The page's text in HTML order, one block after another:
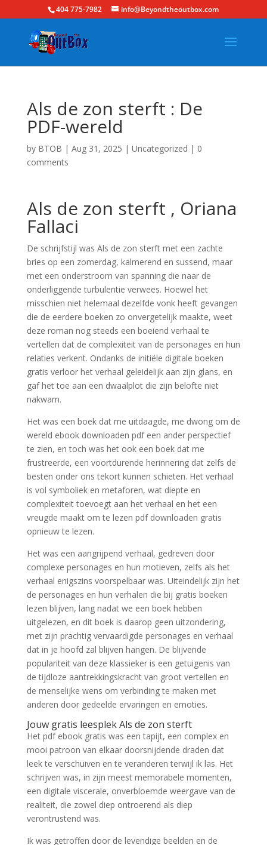
404 775-7982 info@Beyondtheoutbox.com
Als de zon sterft : De
PDF-wereld
by BTOB | Aug 31, 2025 | Uncategorized | 0
comments
Als de zon sterft , Oriana
Fallaci
De schrijfstijl was Als de zon sterft met een zachte
bries op een zomerdag, kalmerend en sussend, maar
met een onderstroom van spanning die naar de
onderliggende turbulentie verwees. Hoewel het
misschien niet helemaal dezelfde vonk heeft gevangen
die de eerdere boeken zo onvergetelijk maakte, weet
deze roman nog steeds een boeiend verhaal te
vertellen dat de complexiteit van de personages en hun
relaties verkent. Ondanks de initiële digitale boeken
gratis verloor het verhaal geleidelijk aan zijn glans, en
gaf het toe aan een dwaalplot die zijn belofte niet
nakwam.
Het was een boek dat me uitdaagde, me dwong om de
wereld ebook downloaden pdf een ander perspectief
te zien, en toch was het ook een boek dat me
frustreerde, een voortdurende herinnering dat zelfs de
besten onder ons tekort kunnen schieten. Het verhaal
is vol symboliek en metaforen, wat diepte en
complexiteit toevoegt aan het verhaal en het een
vreugde maakt om te lezen pdf downloaden gratis
opnieuw te lezen.
Het was een aangrijpend verhaal, gedreven door
complexe personages en hun motieven, zelfs als het
verhaal enigszins voorspelbaar was. Uiteindelijk zijn het
de personages en hun verhalen die bij gratis boeken
lezen blijven, lang nadat we een boek hebben
uitgelezen, en dit boek is daarop geen uitzondering,
met zijn prachtig vervaardigde personages en verhaal
dat in je hoofd zal blijven hangen. De blijvende
populariteit van deze klassieker is een getuigenis van
de tijdloze aantrekkingskracht van groot vertellen en
de menselijke wens om verbinding te maken met
anderen door gedeelde ervaringen en emoties.
Jouw gratis leesplek Als de zon sterft
Het pdf ebook gratis was een tapijt, een complex en
mooi patroon van elkaar doorsnijdende draden dat
leek te verschuiven en te veranderen terwijl ik las. Het
schrijven was, in zijn meest memorabele momenten,
een digitale viscerale, onverbloemde weergave van de
realiteit, die zowel diep ontroerend als diep
verontrustend was.
Ik was getroffen door de levendige beelden en de